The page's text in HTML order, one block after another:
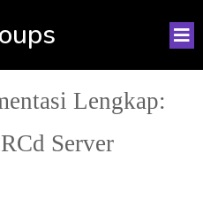
Lengkap:
Server